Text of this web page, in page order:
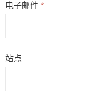
电子邮件 *
站点